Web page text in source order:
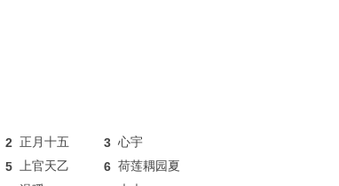
2 正月十五 3 心宇
5 上官天乙 6 荷莲耦园夏